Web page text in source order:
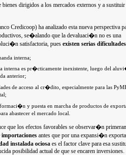
dirigidos a los mercados externos y a sustituir
Credicoop) ha analizado esta nueva perspectiva
se�alando que la devaluaci�n no es una
satisfactoria, pues existen serias dificultades
interna;
interna es pr�cticamente inexistente, luego del
anterior;
de acceso al cr�dito, especialmente para las
y puesta en marcha de productos de
abastecer el mercado local.
que los efectos favorables se observar�n
antes que por una expansi�n
instalada ociosa es el factor clave para esa
posibilidad actual de que se encaren inversiones.